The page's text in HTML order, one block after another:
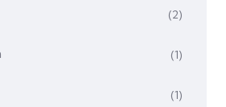
(2)
(1)
(1)